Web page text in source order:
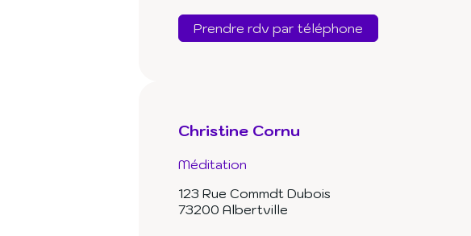
Prendre rdv par téléphone
Christine Cornu
Méditation
123 Rue Commdt Dubois
73200 Albertville